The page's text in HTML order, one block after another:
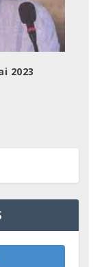
2023